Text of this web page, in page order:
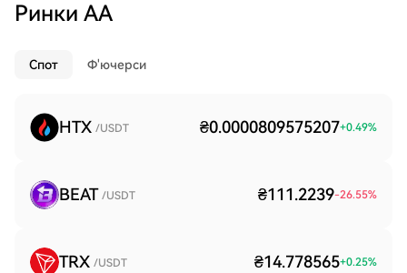
Ринки AA
Спот Ф'ючерси
HTX /USDT ₴0.0000809575207+0.49%
BEAT /USDT ₴111.2239-26.55%
TRX /USDT ₴14.778565+0.25%